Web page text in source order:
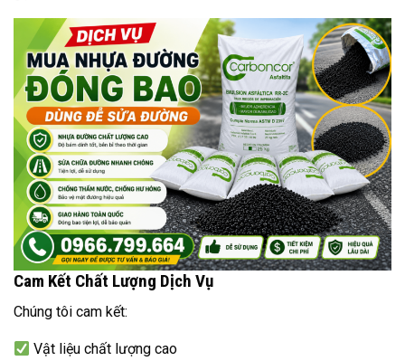
Cam Kết Chất Lượng Dịch Vụ
Chúng tôi cam kết:
Vật liệu chất lượng cao